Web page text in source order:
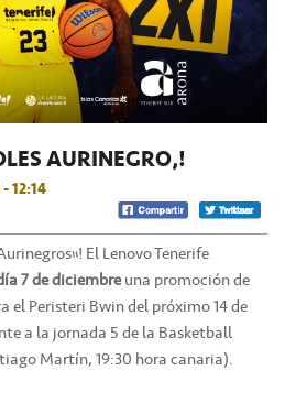
AURINEGRO’!
12:14
El Lenovo Tenerife
7 de diciembreuna promoción de
el Peristeri Bwin del próximo 14 de
a la jornada 5 de la Basketball
Martín, 19:30 hora canaria).